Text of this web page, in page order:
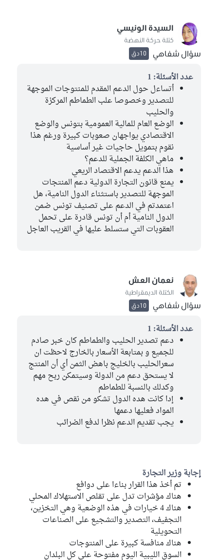
السيدة الونيسي
كتلة حركة النهضة
سؤال شفاهي 10دق
عدد الأسئلة: 1
أتساءل حول الدعم المقدم للمنتوجات الموجهة
للتصدير وخصوصا علب الطماطم المركزة
والحليب
الوضع العام للمالية العمومية بتونس والوضع
الاقتصادي يواجهان صعوبات كبيرة ورغم هذا
نقوم بتمويل حاجيات غير أساسية
ماهي الكلفة الجملية للدعم؟
هذا الدعم يدعم الاقتصاد الريعي
يمنع قانون التجارة الدولية دعم المنتجات
الموجهة للتصدير باستثناء الدول النامية، هل
اعتمدتم في الدعم على تصنيف تونس ضمن
الدول النامية أم أن تونس قادرة على تحمل
العقوبات التي ستسلط عليها في القريب العاجل
نعمان العش
الكتلة الديمقراطية
سؤال شفاهي 10دق
عدد الأسئلة: 1
دعم تصدير الحليب والطماطم كان خبر صادم
للجميع و بمتابعة الأسعار بالخارج لاحظت ان
سعرالحليب بالخليج باهض الثمن أي أن المنتج
لا يستحق دعم من الدولة وسيتمكن ربح مهم
وكدلك بالنسبة للطماطم
إدا كانت هده الدول تشكو من نقص في هده
المواد فعليها دعمها
يجب تقديم الدعم نظرا لدفع الضرائب
إجابة وزير التجارة
تم أخذ هذا القرار بناءا على دوافع
هناك مؤشرات تدل على تقلص الاستهلاك المحلي
هناك 4 خيارات في هذه الوضعية وهي التخزين،
التجفيف، التصدير والتشجيع على الصناعات
التحويلية
هناك منافسة كبيرة على المنتوجات
السوق الليبية اليوم مفتوحة على كل البلدان